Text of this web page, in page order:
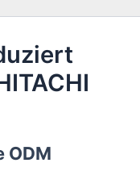
Arabic
Portuguese
ODM